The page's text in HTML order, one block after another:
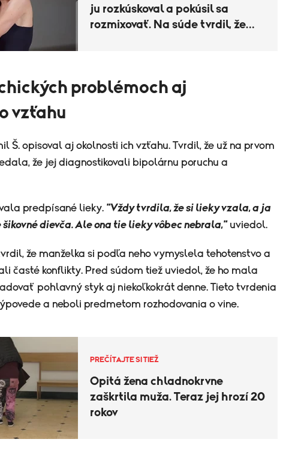
ju rozkúskoval a pokúsil sa
rozmixovať. Na súde tvrdil, že
problémoch aj
vzťahu
Š. opisoval aj okolnosti ich vzťahu. Tvrdil, že už na prvom
že jej diagnostikovali bipolárnu poruchu a
predpísané lieky. "Vždy tvrdila, že si lieky vzala, a ja
šikovné dievča. Ale ona tie lieky vôbec nebrala,"uviedol.
že manželka si podľa neho vymyslela tehotenstvo a
časté konflikty. Pred súdom tiež uviedol, že ho mala
pohlavný styk aj niekoľkokrát denne. Tieto tvrdenia
a neboli predmetom rozhodovania o vine.
PREČÍTAJTE SI TIEŽ
Opitá žena chladnokrvne
zaškrtila muža. Teraz jej hrozí 20
rokov